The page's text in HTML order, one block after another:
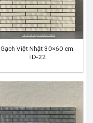
Gạch Việt Nhật 30×60 cm
TD-22